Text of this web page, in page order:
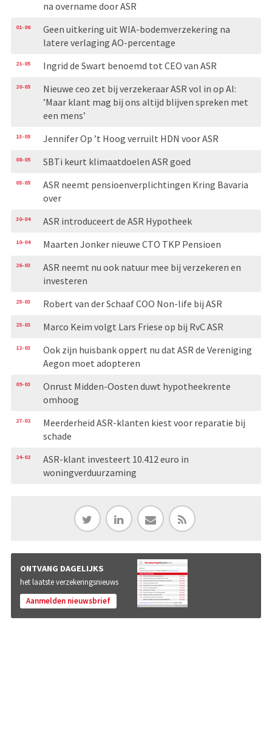
na overname door ASR
01-06
Geen uitkering uit WIA-bodemverzekering na
latere verlaging AO-percentage
21-05 Ingrid de Swart benoemd tot CEO van ASR
20-05
Nieuwe ceo zet bij verzekeraar ASR vol in op AI:
’Maar klant mag bij ons altijd blijven spreken met
een mens’
13-05 Jennifer Op ’t Hoog verruilt HDN voor ASR
08-05 SBTi keurt klimaatdoelen ASR goed
05-05
ASR neemt pensioenverplichtingen Kring Bavaria
over
30-04 ASR introduceert de ASR Hypotheek
10-04 Maarten Jonker nieuwe CTO TKP Pensioen
26-03
ASR neemt nu ook natuur mee bij verzekeren en
investeren
25-03 Robert van der Schaaf COO Non-life bij ASR
25-03 Marco Keim volgt Lars Friese op bij RvC ASR
12-03
Ook zijn huisbank oppert nu dat ASR de Vereniging
Aegon moet adopteren
09-03
Onrust Midden-Oosten duwt hypotheekrente
omhoog
27-02
Meerderheid ASR-klanten kiest voor reparatie bij
schade
24-02
ASR-klant investeert 10.412 euro in
woningverduurzaming
ONTVANG DAGELIJKS
het laatste verzekeringsnieuws
Aanmelden nieuwsbrief